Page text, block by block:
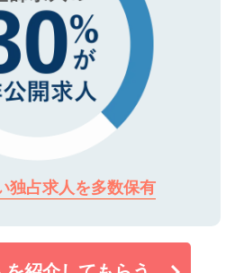
独占求人を多数保有